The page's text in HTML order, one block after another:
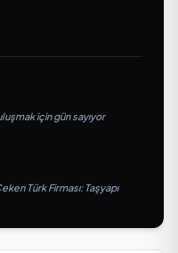
için gün sayıyor
Türk Firması: Taşyapı